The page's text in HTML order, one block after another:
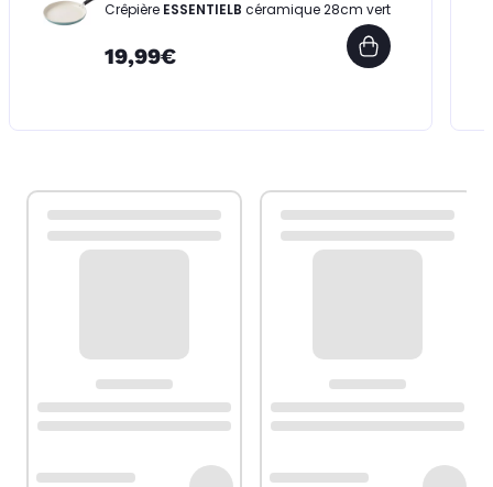
Crêpière ESSENTIELB céramique 28cm vert
19,99€